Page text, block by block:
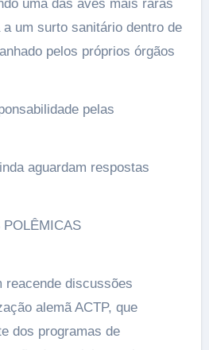
uma das aves mais raras
um surto sanitário dentro de
pelos próprios órgãos
pelas
aguardam respostas
POLÊMICAS
reacende discussões
alemã ACTP, que
dos programas de